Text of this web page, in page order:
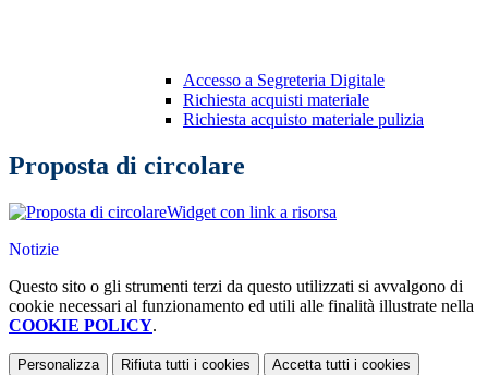
Accesso a Segreteria Digitale
Richiesta acquisti materiale
Richiesta acquisto materiale pulizia
Proposta di circolare
Widget con link a risorsa
Notizie
Questo sito o gli strumenti terzi da questo utilizzati si avvalgono di
cookie necessari al funzionamento ed utili alle finalità illustrate nella
COOKIE POLICY.
Personalizza Rifiuta tutti i cookies Accetta tutti i cookies